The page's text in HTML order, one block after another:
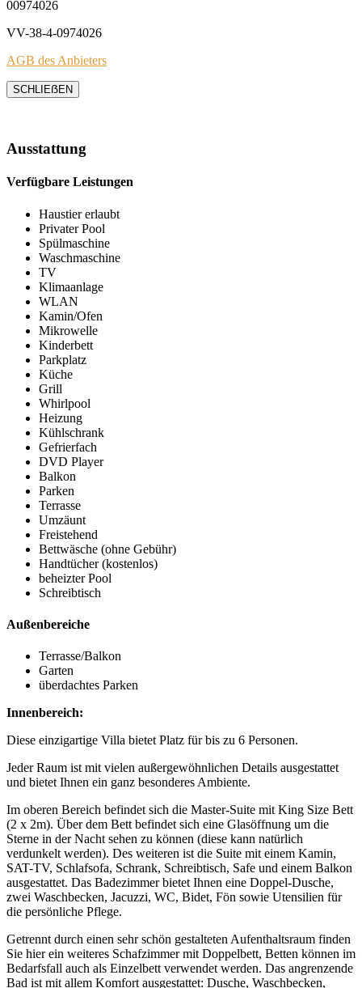
00974026
VV-38-4-0974026
AGB des Anbieters
SCHLIEẞEN
Ausstattung
Verfügbare Leistungen
Haustier erlaubt
Privater Pool
Spülmaschine
Waschmaschine
TV
Klimaanlage
WLAN
Kamin/Ofen
Mikrowelle
Kinderbett
Parkplatz
Küche
Grill
Whirlpool
Heizung
Kühlschrank
Gefrierfach
DVD Player
Balkon
Parken
Terrasse
Umzäunt
Freistehend
Bettwäsche (ohne Gebühr)
Handtücher (kostenlos)
beheizter Pool
Schreibtisch
Außenbereiche
Terrasse/Balkon
Garten
überdachtes Parken
Innenbereich:
Diese einzigartige Villa bietet Platz für bis zu 6 Personen.
Jeder Raum ist mit vielen außergewöhnlichen Details ausgestattet
und bietet Ihnen ein ganz besonderes Ambiente.
Im oberen Bereich befindet sich die Master-Suite mit King Size Bett
(2 x 2m). Über dem Bett befindet sich eine Glasöffnung um die
Sterne in der Nacht sehen zu können (diese kann natürlich
verdunkelt werden). Des weiteren ist die Suite mit einem Kamin,
SAT-TV, Schlafsofa, Schrank, Schreibtisch, Safe und einem Balkon
ausgestattet. Das Badezimmer bietet Ihnen eine Doppel-Dusche,
zwei Waschbecken, Jacuzzi, WC, Bidet, Fön sowie Utensilien für
die persönliche Pflege.
Getrennt durch einen sehr schön gestalteten Aufenthaltsraum finden
Sie hier ein weiteres Schafzimmer mit Doppelbett, Betten können im
Bedarfsfall auch als Einzelbett verwendet werden. Das angrenzende
Bad ist mit allem Komfort ausgestattet: Dusche, Waschbecken,